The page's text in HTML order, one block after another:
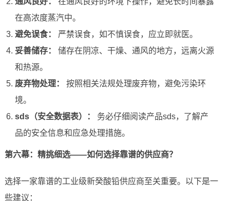
在高浓度蒸汽中。
避免误食：
严禁误食，如不慎误食，应立即就医。
妥善储存：
储存在阴凉、干燥、通风的地方，远离火源
和热源。
废弃物处理：
按照相关法规处理废弃物，避免污染环
境。
sds（安全数据表）：
务必仔细阅读产品sds，了解产
品的安全信息和应急处理措施。
第六幕：精挑细选——如何选择靠谱的供应商？
选择一家靠谱的工业级新癸酸铅供应商至关重要。以下是一
些建议：